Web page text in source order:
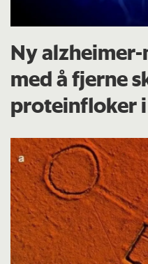
Ny
med å fjerne
proteinfloker